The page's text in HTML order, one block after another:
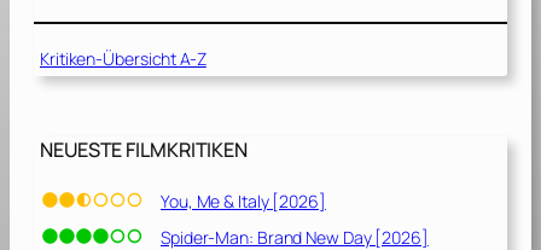
1
9
Kritiken-Übersicht A-Z
NEUESTE FILMKRITIKEN
You, Me & Italy [2026]
Spider-Man: Brand New Day [2026]